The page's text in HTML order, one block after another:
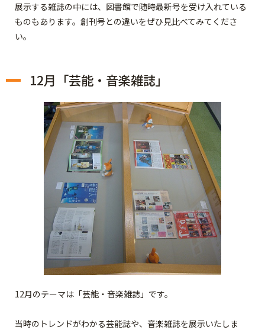
展示する雑誌の中には、図書館で随時最新号を受け入れている
ものもあります。創刊号との違いをぜひ見比べてみてくださ
い。
12月「芸能・音楽雑誌」
12月のテーマは「芸能・音楽雑誌」です。
当時のトレンドがわかる芸能誌や、音楽雑誌を展示いたしま